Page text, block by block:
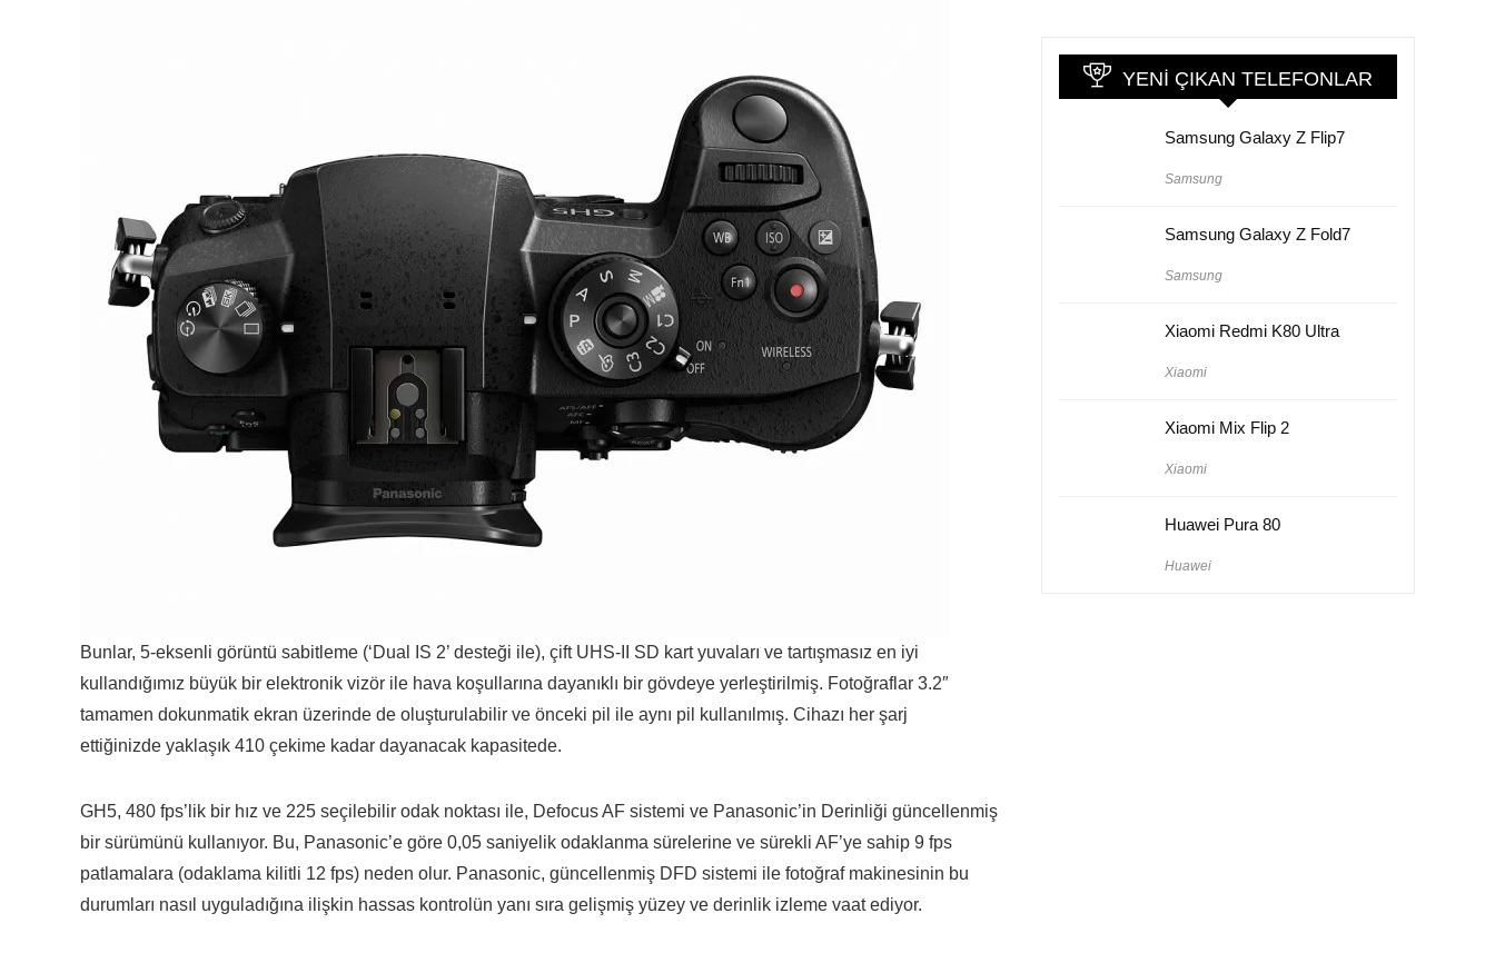
Bunlar, 5-eksenli görüntü sabitleme (‘Dual IS 2’ desteği ile), çift UHS-II SD kart yuvaları ve tartışmasız en iyi
kullandığımız büyük bir elektronik vizör ile hava koşullarına dayanıklı bir gövdeye yerleştirilmiş. Fotoğraflar 3.2″
tamamen dokunmatik ekran üzerinde de oluşturulabilir ve önceki pil ile aynı pil kullanılmış. Cihazı her şarj
ettiğinizde yaklaşık 410 çekime kadar dayanacak kapasitede.
GH5, 480 fps’lik bir hız ve 225 seçilebilir odak noktası ile, Defocus AF sistemi ve Panasonic’in Derinliği güncellenmiş
bir sürümünü kullanıyor. Bu, Panasonic’e göre 0,05 saniyelik odaklanma sürelerine ve sürekli AF’ye sahip 9 fps
patlamalara (odaklama kilitli 12 fps) neden olur. Panasonic, güncellenmiş DFD sistemi ile fotoğraf makinesinin bu
durumları nasıl uyguladığına ilişkin hassas kontrolün yanı sıra gelişmiş yüzey ve derinlik izleme vaat ediyor.
YENI ÇIKAN TELEFONLAR
Samsung Galaxy Z Flip7
Samsung
Samsung Galaxy Z Fold7
Samsung
Xiaomi Redmi K80 Ultra
Xiaomi
Xiaomi Mix Flip 2
Xiaomi
Huawei Pura 80
Huawei